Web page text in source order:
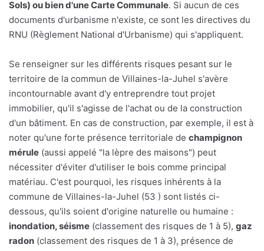
Sols) ou bien d'une Carte Communale. Si aucun de ces
documents d'urbanisme n'existe, ce sont les directives du
RNU (Règlement National d'Urbanisme) qui s'appliquent.
Se renseigner sur les différents risques pesant sur le
territoire de la commun de Villaines-la-Juhel s'avère
incontournable avant d'y entreprendre tout projet
immobilier, qu'il s'agisse de l'achat ou de la construction
d'un bâtiment. En cas de construction, par exemple, il est à
noter qu'une forte présence territoriale de champignon
mérule (aussi appelé "la lèpre des maisons") peut
nécessiter d'éviter d'utiliser le bois comme principal
matériau. C'est pourquoi, les risques inhérents à la
commune de Villaines-la-Juhel (53 ) sont listés ci-
dessous, qu'ils soient d'origine naturelle ou humaine :
inondation, séisme (classement des risques de 1 à 5), gaz
radon (classement des risques de 1 à 3), présence de